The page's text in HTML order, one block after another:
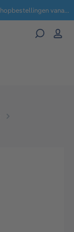
Geen administratie- en verzendkosten voor webshopbestellingen vanaf € 100,-.